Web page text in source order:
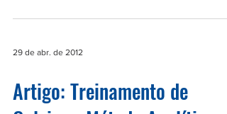
características: força explosiva,
29 de abr. de 2012